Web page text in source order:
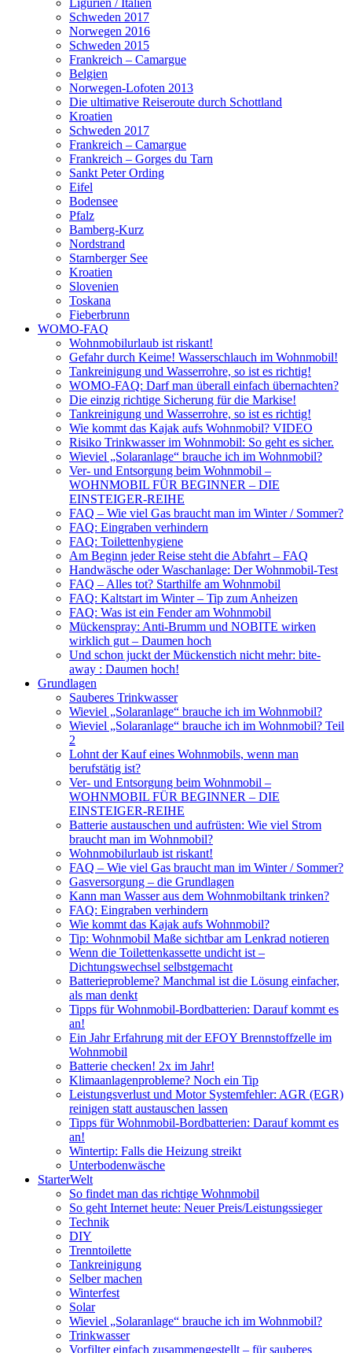
Schweden 2017
Norwegen 2016
Schweden 2015
Frankreich – Camargue
Belgien
Norwegen-Lofoten 2013
Die ultimative Reiseroute durch Schottland
Kroatien
Schweden 2017
Frankreich – Camargue
Frankreich – Gorges du Tarn
Sankt Peter Ording
Eifel
Bodensee
Pfalz
Bamberg-Kurz
Nordstrand
Starnberger See
Kroatien
Slovenien
Toskana
Fieberbrunn
WOMO-FAQ
Wohnmobilurlaub ist riskant!
Gefahr durch Keime! Wasserschlauch im Wohnmobil!
Tankreinigung und Wasserrohre, so ist es richtig!
WOMO-FAQ: Darf man überall einfach übernachten?
Die einzig richtige Sicherung für die Markise!
Tankreinigung und Wasserrohre, so ist es richtig!
Wie kommt das Kajak aufs Wohnmobil? VIDEO
Risiko Trinkwasser im Wohnmobil: So geht es sicher.
Wieviel „Solaranlage“ brauche ich im Wohnmobil?
Ver- und Entsorgung beim Wohnmobil –
WOHNMOBIL FÜR BEGINNER – DIE
EINSTEIGER-REIHE
FAQ – Wie viel Gas braucht man im Winter / Sommer?
FAQ: Eingraben verhindern
FAQ: Toilettenhygiene
Am Beginn jeder Reise steht die Abfahrt – FAQ
Handwäsche oder Waschanlage: Der Wohnmobil-Test
FAQ – Alles tot? Starthilfe am Wohnmobil
FAQ: Kaltstart im Winter – Tip zum Anheizen
FAQ: Was ist ein Fender am Wohnmobil
Mückenspray: Anti-Brumm und NOBITE wirken
wirklich gut – Daumen hoch
Und schon juckt der Mückenstich nicht mehr: bite-
away : Daumen hoch!
Grundlagen
Sauberes Trinkwasser
Wieviel „Solaranlage“ brauche ich im Wohnmobil?
Wieviel „Solaranlage“ brauche ich im Wohnmobil? Teil
2
Lohnt der Kauf eines Wohnmobils, wenn man
berufstätig ist?
Ver- und Entsorgung beim Wohnmobil –
WOHNMOBIL FÜR BEGINNER – DIE
EINSTEIGER-REIHE
Batterie austauschen und aufrüsten: Wie viel Strom
braucht man im Wohnmobil?
Wohnmobilurlaub ist riskant!
FAQ – Wie viel Gas braucht man im Winter / Sommer?
Gasversorgung – die Grundlagen
Kann man Wasser aus dem Wohnmobiltank trinken?
FAQ: Eingraben verhindern
Wie kommt das Kajak aufs Wohnmobil?
Tip: Wohnmobil Maße sichtbar am Lenkrad notieren
Wenn die Toilettenkassette undicht ist –
Dichtungswechsel selbstgemacht
Batterieprobleme? Manchmal ist die Lösung einfacher,
als man denkt
Tipps für Wohnmobil-Bordbatterien: Darauf kommt es
an!
Ein Jahr Erfahrung mit der EFOY Brennstoffzelle im
Wohnmobil
Batterie checken! 2x im Jahr!
Klimaanlagenprobleme? Noch ein Tip
Leistungsverlust und Motor Systemfehler: AGR (EGR)
reinigen statt austauschen lassen
Tipps für Wohnmobil-Bordbatterien: Darauf kommt es
an!
Wintertip: Falls die Heizung streikt
Unterbodenwäsche
StarterWelt
So findet man das richtige Wohnmobil
So geht Internet heute: Neuer Preis/Leistungssieger
Technik
DIY
Trenntoilette
Tankreinigung
Selber machen
Winterfest
Solar
Wieviel „Solaranlage“ brauche ich im Wohnmobil?
Trinkwasser
Vorfilter einfach zusammengestellt – für sauberes